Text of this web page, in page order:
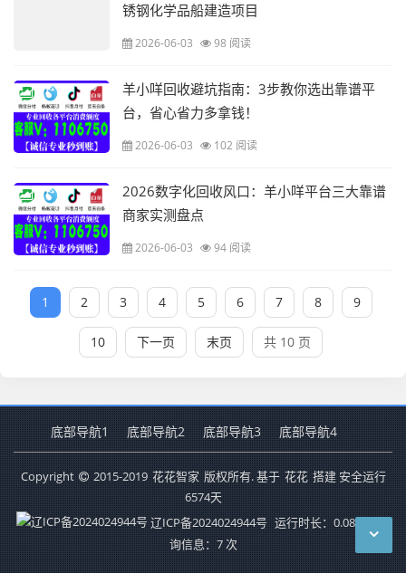
锈钢化学品船建造项目
2026-06-03 98 阅读
羊小咩回收避坑指南：3步教你选出靠谱平
台，省心省力多拿钱！
2026-06-03 102 阅读
2026数字化回收风口：羊小咩平台三大靠谱
商家实测盘点
2026-06-03 94 阅读
1 2 3 4 5 6 7 8 9
10 下一页 末页 共 10 页
底部导航1 底部导航2 底部导航3 底部导航4
Copyright 2015-2019 花花智家 版权所有. 基于 花花 搭建 安全运行
6574天
辽ICP备2024024944号 运行时长：0.082秒 查
询信息：7 次